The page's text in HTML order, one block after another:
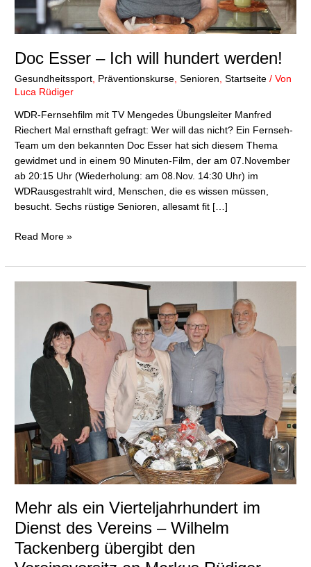
Doc Esser – Ich will hundert werden!
Gesundheitssport Präventionskurse ,Senioren ,Startseite / Von
Luca Rüdiger
WDR-Fernsehfilm mit TV Mengedes Übungsleiter Manfred
Riechert Mal ernsthaft gefragt: Wer will das nicht? Ein Fernseh-
Team um den bekannten Doc Esser hat sich diesem Thema
gewidmet und in einem 90 Minuten-Film, der am 07.November
ab 20:15 Uhr (Wiederholung: am 08.Nov. 14:30 Uhr) im
WDRausgestrahlt wird, Menschen, die es wissen müssen,
besucht. Sechs rüstige Senioren, allesamt fit […]
Read More »
Mehr als ein Vierteljahrhundert im
Dienst des Vereins – Wilhelm
Tackenberg übergibt den
Vierteljahrhundert
Dienst
des
Vereins
Wilhelm
Tackenberg
übergibt
den
Vereinsvorsitz
an
Rüdiger